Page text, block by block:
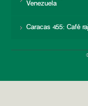
Venezuela
Caracas 455: Café